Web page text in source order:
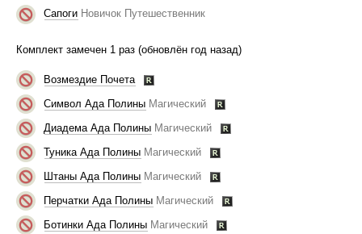
Сапоги Новичок Путешественник
Комплект замечен 1 раз (обновлён год назад)
Возмездие Почета
Символ Ада Полины Магический
Диадема Ада Полины Магический
Туника Ада Полины Магический
Штаны Ада Полины Магический
Перчатки Ада Полины Магический
Ботинки Ада Полины Магический